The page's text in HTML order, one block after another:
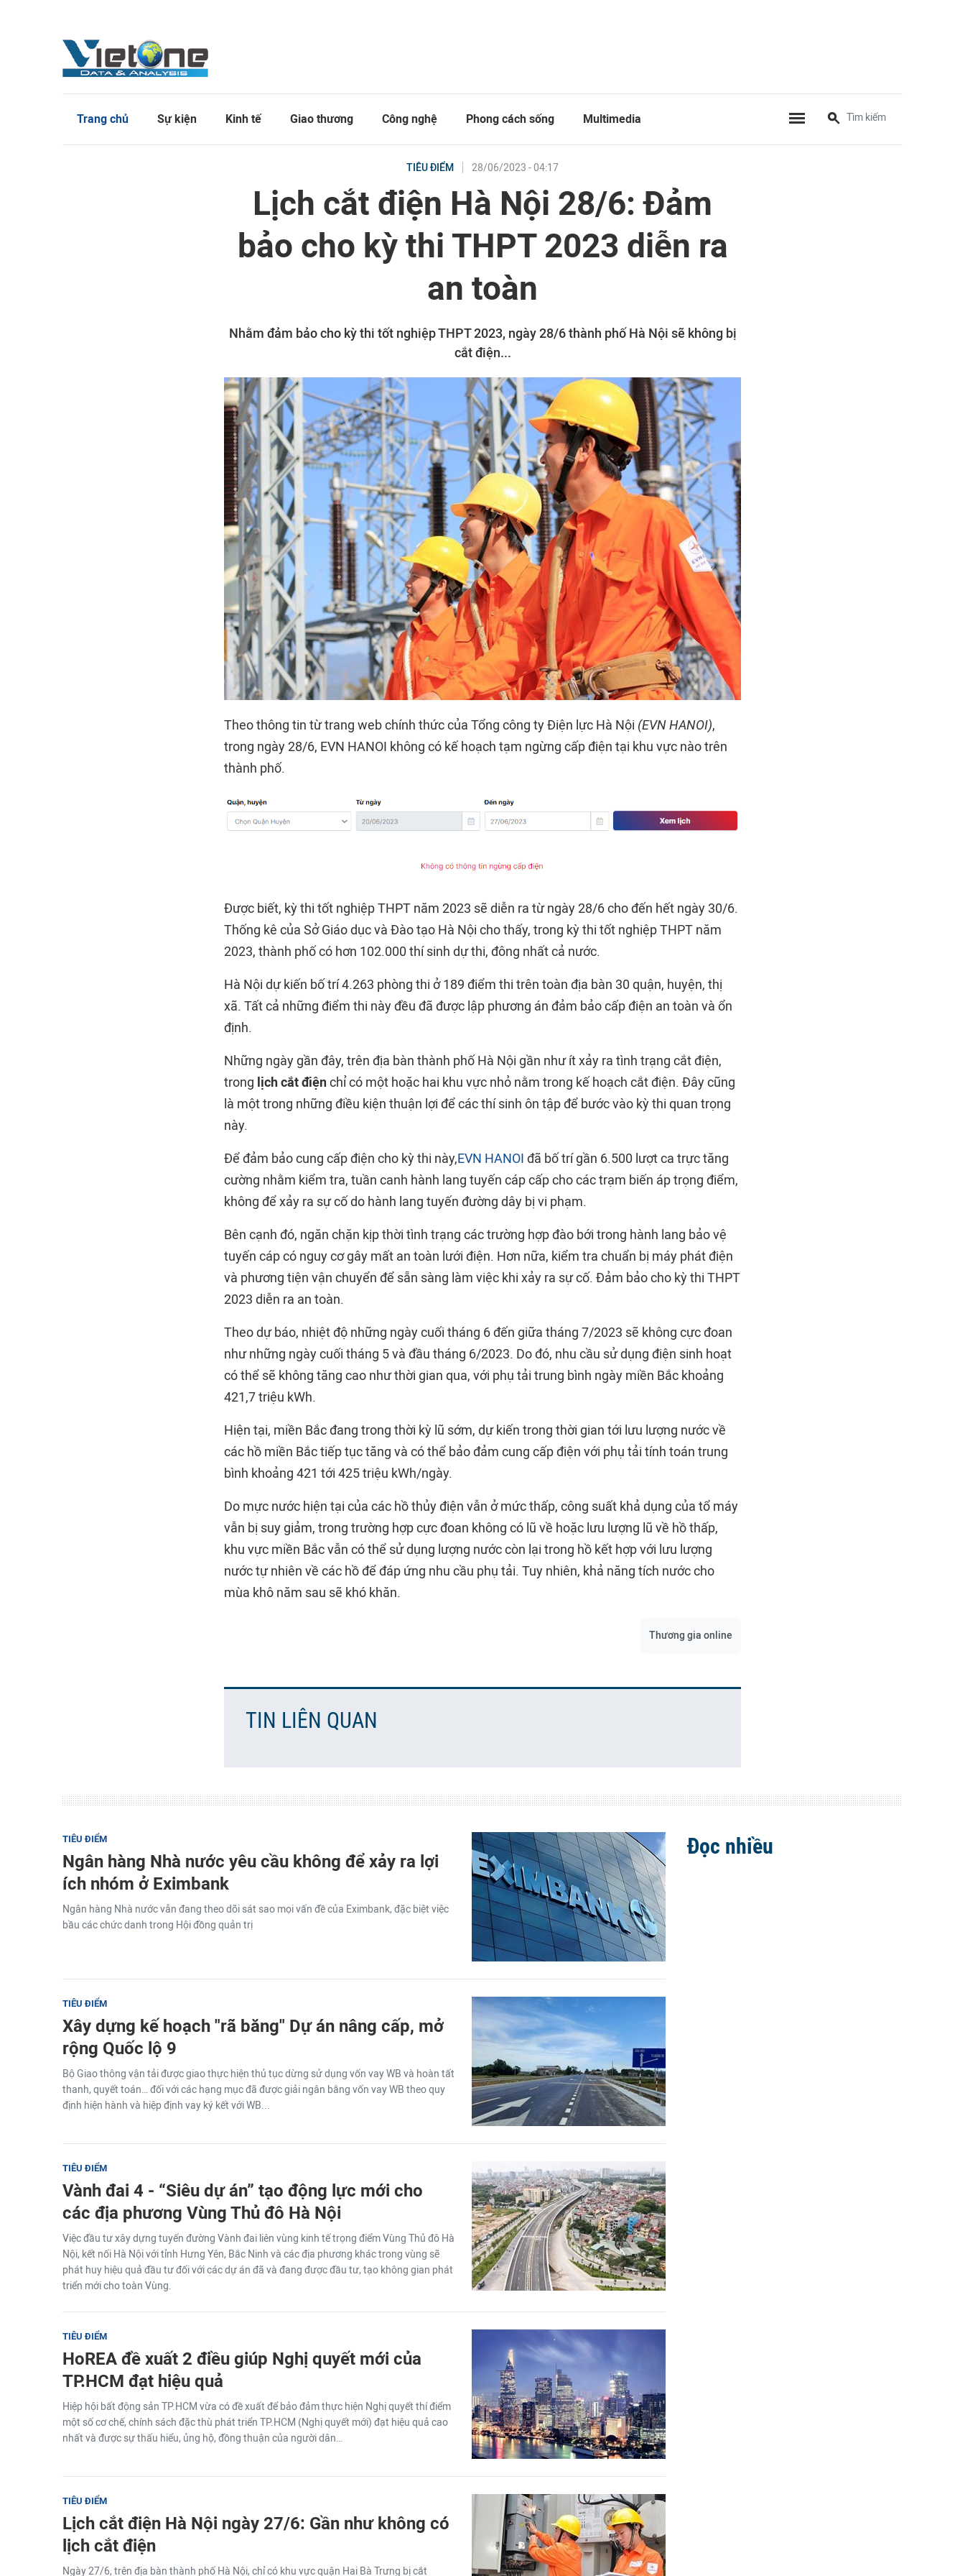
Trang chủ Sự kiện Kinh tế Giao thương Công nghệ Phong cách sống Multimedia
TIÊU ĐIỂM 28/06/2023 - 04:17
Lịch cắt điện Hà Nội 28/6: Đảm
bảo cho kỳ thi THPT 2023 diễn ra
an toàn
Nhằm đảm bảo cho kỳ thi tốt nghiệp THPT 2023, ngày 28/6 thành phố Hà Nội sẽ không bị
cắt điện...
Theo thông tin từ trang web chính thức của Tổng công ty Điện lực Hà Nội (EVN HANOI),
trong ngày 28/6, EVN HANOI không có kế hoạch tạm ngừng cấp điện tại khu vực nào trên
thành phố.
Được biết, kỳ thi tốt nghiệp THPT năm 2023 sẽ diễn ra từ ngày 28/6 cho đến hết ngày 30/6.
Thống kê của Sở Giáo dục và Đào tạo Hà Nội cho thấy, trong kỳ thi tốt nghiệp THPT năm
2023, thành phố có hơn 102.000 thí sinh dự thi, đông nhất cả nước.
Hà Nội dự kiến bố trí 4.263 phòng thi ở 189 điểm thi trên toàn địa bàn 30 quận, huyện, thị
xã. Tất cả những điểm thi này đều đã được lập phương án đảm bảo cấp điện an toàn và ổn
định.
Những ngày gần đây, trên địa bàn thành phố Hà Nội gần như ít xảy ra tình trạng cắt điện,
trong lịch cắt điệnchỉ có một hoặc hai khu vực nhỏ nằm trong kế hoạch cắt điện. Đây cũng
là một trong những điều kiện thuận lợi để các thí sinh ôn tập để bước vào kỳ thi quan trọng
này.
Để đảm bảo cung cấp điện cho kỳ thi này,EVN HANOI đã bố trí gần 6.500 lượt ca trực tăng
cường nhằm kiểm tra, tuần canh hành lang tuyến cáp cấp cho các trạm biến áp trọng điểm,
không để xảy ra sự cố do hành lang tuyến đường dây bị vi phạm.
Bên cạnh đó, ngăn chặn kịp thời tình trạng các trường hợp đào bới trong hành lang bảo vệ
tuyến cáp có nguy cơ gây mất an toàn lưới điện. Hơn nữa, kiểm tra chuẩn bị máy phát điện
và phương tiện vận chuyển để sẵn sàng làm việc khi xảy ra sự cố. Đảm bảo cho kỳ thi THPT
2023 diễn ra an toàn.
Theo dự báo, nhiệt độ những ngày cuối tháng 6 đến giữa tháng 7/2023 sẽ không cực đoan
như những ngày cuối tháng 5 và đầu tháng 6/2023. Do đó, nhu cầu sử dụng điện sinh hoạt
có thể sẽ không tăng cao như thời gian qua, với phụ tải trung bình ngày miền Bắc khoảng
421,7 triệu kWh.
Hiện tại, miền Bắc đang trong thời kỳ lũ sớm, dự kiến trong thời gian tới lưu lượng nước về
các hồ miền Bắc tiếp tục tăng và có thể bảo đảm cung cấp điện với phụ tải tính toán trung
bình khoảng 421 tới 425 triệu kWh/ngày.
Do mực nước hiện tại của các hồ thủy điện vẫn ở mức thấp, công suất khả dụng của tổ máy
vẫn bị suy giảm, trong trường hợp cực đoan không có lũ về hoặc lưu lượng lũ về hồ thấp,
khu vực miền Bắc vẫn có thể sử dụng lượng nước còn lại trong hồ kết hợp với lưu lượng
nước tự nhiên về các hồ để đáp ứng nhu cầu phụ tải. Tuy nhiên, khả năng tích nước cho
mùa khô năm sau sẽ khó khăn.
Thương gia online
TIN LIÊN QUAN
TIÊU ĐIỂM
Ngân hàng Nhà nước yêu cầu không để xảy ra lợi
ích nhóm ở Eximbank
Ngân hàng Nhà nước vẫn đang theo dõi sát sao mọi vấn đề của Eximbank, đặc biệt việc
bầu các chức danh trong Hội đồng quản trị
TIÊU ĐIỂM
Xây dựng kế hoạch "rã băng" Dự án nâng cấp, mở
rộng Quốc lộ 9
Bộ Giao thông vận tải được giao thực hiện thủ tục dừng sử dụng vốn vay WB và hoàn tất
thanh, quyết toán… đối với các hạng mục đã được giải ngân bằng vốn vay WB theo quy
định hiện hành và hiệp định vay ký kết với WB...
TIÊU ĐIỂM
Vành đai 4 - “Siêu dự án” tạo động lực mới cho
các địa phương Vùng Thủ đô Hà Nội
Việc đầu tư xây dựng tuyến đường Vành đai liên vùng kinh tế trọng điểm Vùng Thủ đô Hà
Nội, kết nối Hà Nội với tỉnh Hưng Yên, Bắc Ninh và các địa phương khác trong vùng sẽ
phát huy hiệu quả đầu tư đối với các dự án đã và đang được đầu tư, tạo không gian phát
triển mới cho toàn Vùng.
TIÊU ĐIỂM
HoREA đề xuất 2 điều giúp Nghị quyết mới của
TP.HCM đạt hiệu quả
Hiệp hội bất động sản TP.HCM vừa có đề xuất để bảo đảm thực hiện Nghị quyết thí điểm
một số cơ chế, chính sách đặc thù phát triển TP.HCM (Nghị quyết mới) đạt hiệu quả cao
nhất và được sự thấu hiểu, ủng hộ, đồng thuận của người dân…
TIÊU ĐIỂM
Lịch cắt điện Hà Nội ngày 27/6: Gần như không có
lịch cắt điện
Ngày 27/6, trên địa bàn thành phố Hà Nội, chỉ có khu vực quận Hai Bà Trưng bị cắt
Đọc nhiều